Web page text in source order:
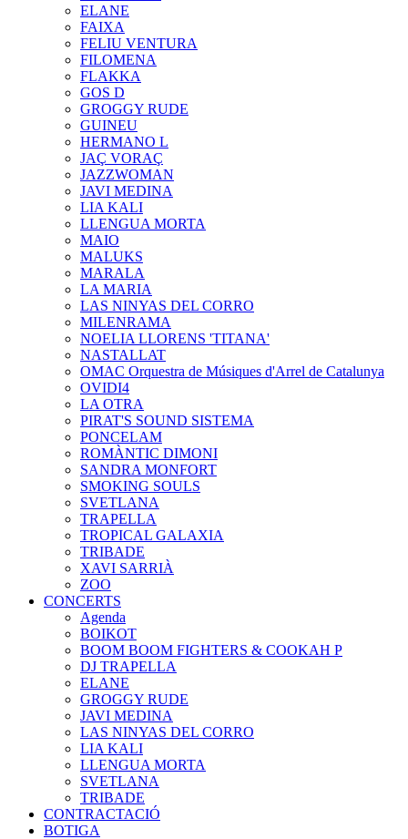
ELANE
FAIXA
FELIU VENTURA
FILOMENA
FLAKKA
GOS D
GROGGY RUDE
GUINEU
HERMANO L
JAÇ VORAÇ
JAZZWOMAN
JAVI MEDINA
LIA KALI
LLENGUA MORTA
MAIO
MALUKS
MARALA
LA MARIA
LAS NINYAS DEL CORRO
MILENRAMA
NOELIA LLORENS 'TITANA'
NASTALLAT
OMAC Orquestra de Músiques d'Arrel de Catalunya
OVIDI4
LA OTRA
PIRAT'S SOUND SISTEMA
PONCELAM
ROMÀNTIC DIMONI
SANDRA MONFORT
SMOKING SOULS
SVETLANA
TRAPELLA
TROPICAL GALAXIA
TRIBADE
XAVI SARRIÀ
ZOO
CONCERTS
Agenda
BOIKOT
BOOM BOOM FIGHTERS & COOKAH P
DJ TRAPELLA
ELANE
GROGGY RUDE
JAVI MEDINA
LAS NINYAS DEL CORRO
LIA KALI
LLENGUA MORTA
SVETLANA
TRIBADE
CONTRACTACIÓ
BOTIGA